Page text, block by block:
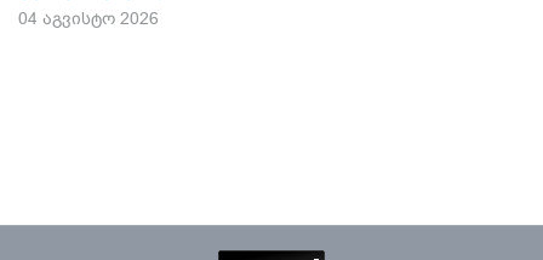
04 აგვისტო 2026